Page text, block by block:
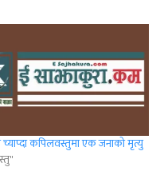
कपिलवस्तुमा एक जनाको मृत्यु